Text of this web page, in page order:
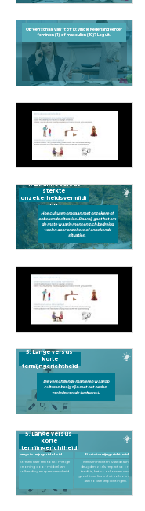
Op een schaal van 1 tot 10, vind je Nederland eerder
feminien (1) of masculien (10)? Leg uit.
4. Zwakke versus
sterkte
onzekerheidsvermijdi
ng
Hoe culturen omgaan met onzekere of
onbekende situaties. Daarbij gaat het om
de mate waarin mensen zich bedreigd
voelen door onzekere of onbekende
situaties.
5. Lange versus
korte
termijngerichtheid
De verschillende manieren waarop
culturen bezig zijn met het heden,
verleden en de toekomst.
5. Lange versus
korte
termijngerichtheid
Langetermijngerichtheid
Kortetermijngerichtheid
Streven naar een toekomstige
beloning door middel van
volharding en spaarzaamheid.
Mensen hechten waarde aan
deugden zoals respect voor
traditie, het voorkomen van
gezichtsverlies en het voldoen
aan sociale verplichtingen.